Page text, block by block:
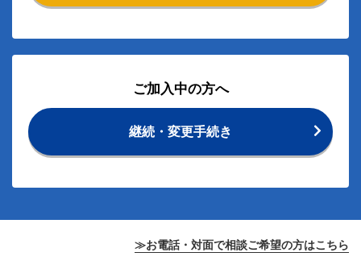
ご加入中の方へ
継続・変更手続き
≫お電話・対面で相談ご希望の方はこちら